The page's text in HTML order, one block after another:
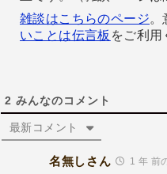
雑談はこちらのページ。
いことは伝言板 をご利用
2 みんなのコメント
最新コメント
名無しさん 1 年 前